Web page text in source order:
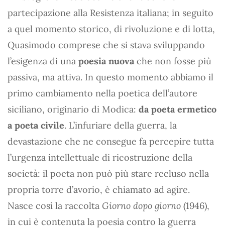
partecipazione alla Resistenza italiana; in seguito
a quel momento storico, di rivoluzione e di lotta,
Quasimodo comprese che si stava sviluppando
l’esigenza di una poesia nuova che non fosse più
passiva, ma attiva. In questo momento abbiamo il
primo cambiamento nella poetica dell’autore
siciliano, originario di Modica: da poeta ermetico
a poeta civile. L’infuriare della guerra, la
devastazione che ne consegue fa percepire tutta
l’urgenza intellettuale di ricostruzione della
società: il poeta non può più stare recluso nella
propria torre d’avorio, è chiamato ad agire.
Nasce così la raccolta Giorno dopo giorno (1946),
in cui è contenuta la poesia contro la guerra